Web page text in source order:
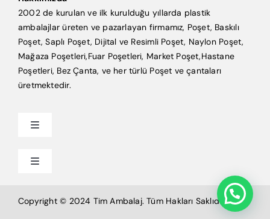
2002 de kurulan ve ilk kurulduğu yıllarda plastik
ambalajlar üreten ve pazarlayan firmamız, Poşet, Baskılı
Poşet, Saplı Poşet, Dijital ve Resimli Poşet, Naylon Poşet,
Mağaza Poşetleri,Fuar Poşetleri, Market Poşet,Hastane
Poşetleri, Bez Çanta, ve her türlü Poşet ve çantaları
üretmektedir.
Toggle
Anasayfa
Tim Ambalaj
Toggle
Copyright © 2024 Tim Ambalaj. Tüm Hakları Saklıdır.